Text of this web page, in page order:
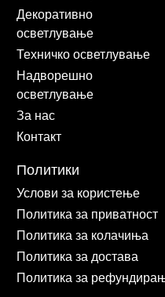
Декоративно
осветлување
Техничко осветлување
Надворешно
осветлување
За нас
Контакт
Политики
Услови за користење
Политика за приватност
Политика за колачиња
Политика за достава
Политика за